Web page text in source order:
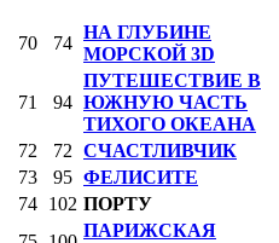
70 74
НА ГЛУБИНЕ
МОРСКОЙ 3D
71 94
ПУТЕШЕСТВИЕ В
ЮЖНУЮ ЧАСТЬ
ТИХОГО ОКЕАНА
72 72 СЧАСТЛИВЧИК
73
95 ФЕЛИСИТЕ
74
102 ПОРТУ
ПАРИЖСКАЯ